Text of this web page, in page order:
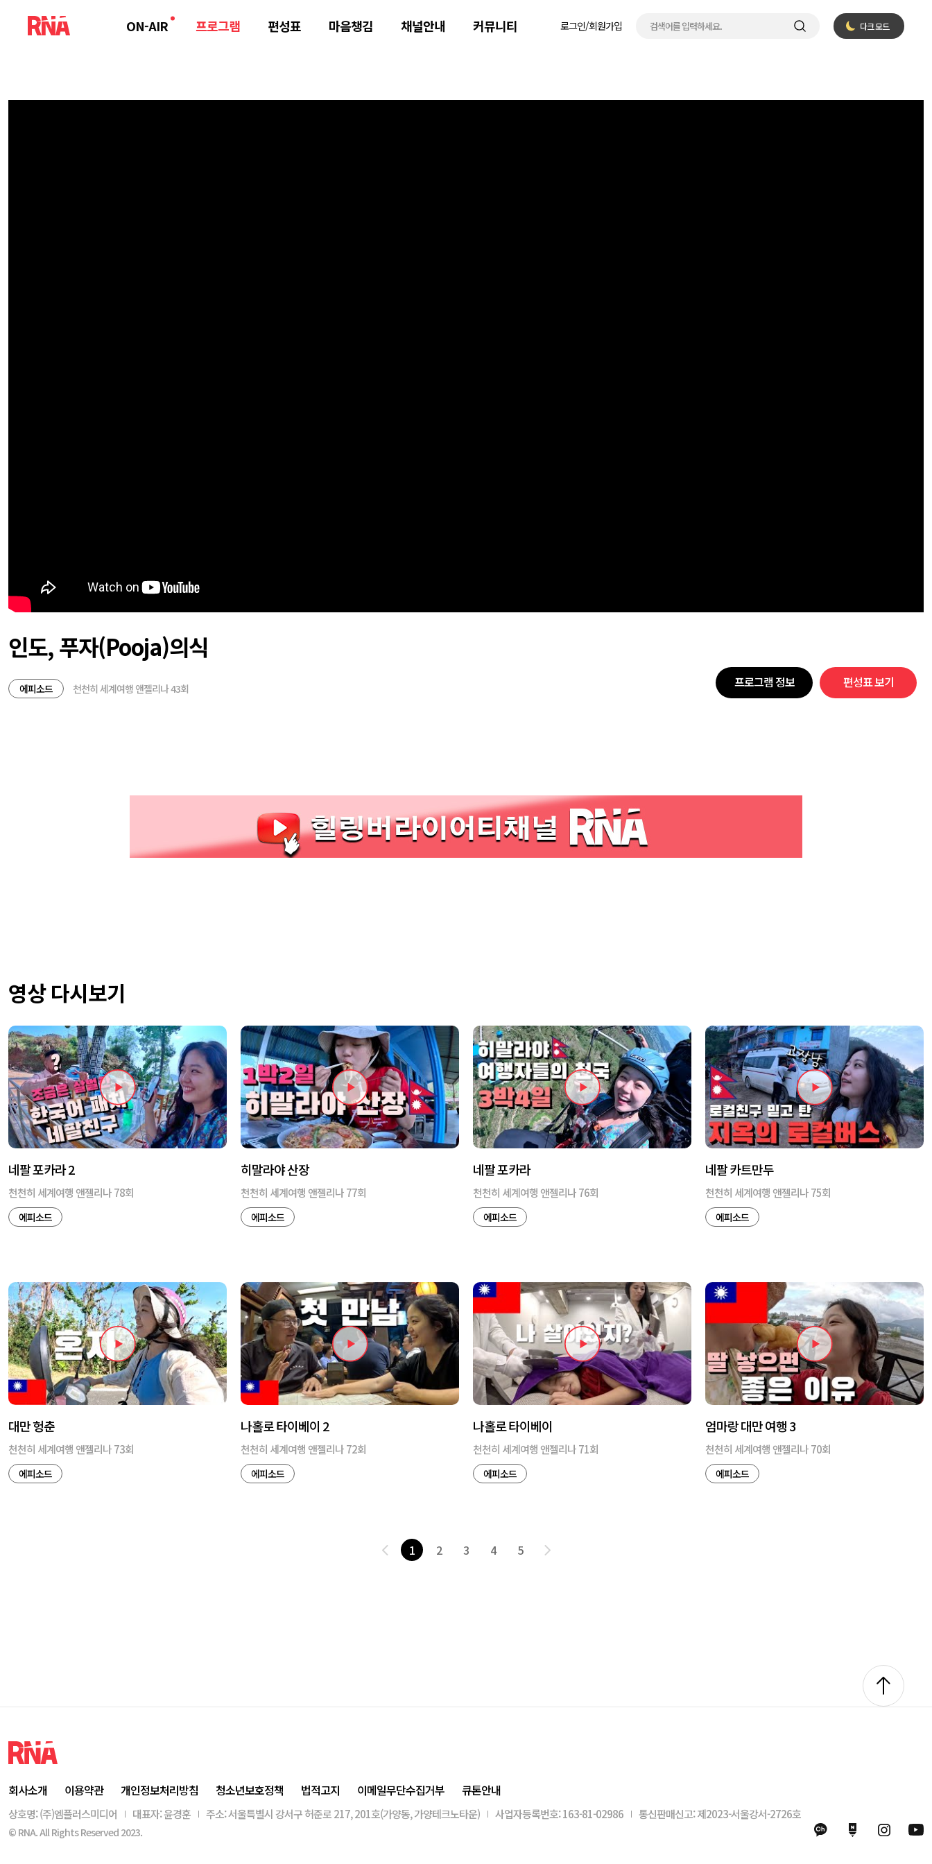
ON-AIR 프로그램 편성표 마음챙김 채널안내 커뮤니티 로그인/회원가입 다크 모드
인도, 푸자(Pooja)의식
에피소드 천천히 세계여행 앤젤리나 43회 프로그램 정보 편성표 보기
영상 다시보기
네팔 포카라 2
천천히 세계여행 앤젤리나 78회
에피소드
히말라야 산장
천천히 세계여행 앤젤리나 77회
에피소드
네팔 포카라
천천히 세계여행 앤젤리나 76회
에피소드
네팔 카트만두
천천히 세계여행 앤젤리나 75회
에피소드
대만 헝춘
천천히 세계여행 앤젤리나 73회
에피소드
나홀로 타이베이 2
천천히 세계여행 앤젤리나 72회
에피소드
나홀로 타이베이
천천히 세계여행 앤젤리나 71회
에피소드
엄마랑 대만 여행 3
천천히 세계여행 앤젤리나 70회
에피소드
1 2 3 4 5
회사소개 이용약관 개인정보처리방침 청소년보호정책 법적고지 이메일무단수집거부 큐톤안내
상호명: (주)엠플러스미디어 대표자: 윤경훈 주소: 서울특별시 강서구 허준로 217, 201호(가양동, 가양테크노타운) 사업자등록번호: 163-81-02986 통신판매신고: 제2023-서울강서-2726호
© RNA. All Rights Reserved 2023.